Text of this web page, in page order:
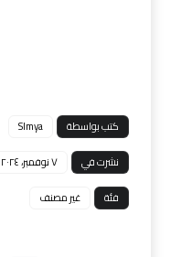
كتب بواسطة
Slmya
نشرت في
٧ نوفمبر، ٢٠٢٤
فئة
غير مصنف